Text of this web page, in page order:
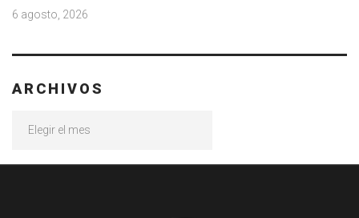
6 agosto, 2026
ARCHIVOS